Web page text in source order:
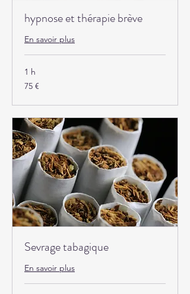
hypnose et thérapie brève
En savoir plus
1 h
75
euros
75 €
Sevrage tabagique
En savoir plus